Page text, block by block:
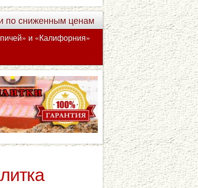
по сниженным ценам
и «Калифорния»